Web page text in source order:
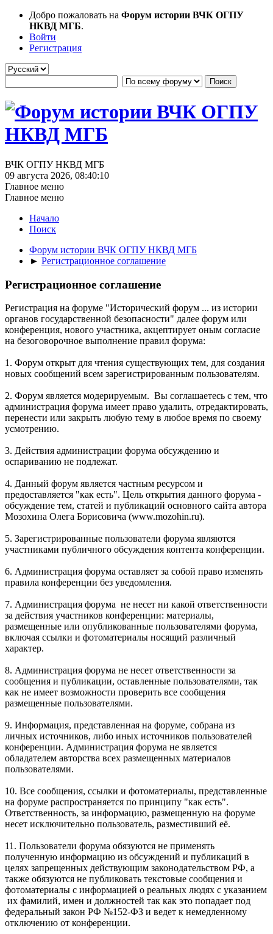
Добро пожаловать на Форум истории ВЧК ОГПУ
НКВД МГБ.
Войти
Регистрация
ВЧК ОГПУ НКВД МГБ
09 августа 2026, 08:40:10
Главное меню
Главное меню
Начало
Поиск
Форум истории ВЧК ОГПУ НКВД МГБ
► Регистрационное соглашение
Регистрационное соглашение
Регистрация на форуме "Исторический форум ... из истории
органов государственной безопасности" далее форум или
конференция, нового участника, акцептирует оным согласие
на безоговорочное выполнение правил форума:
1. Форум открыт для чтения существующих тем, для создания
новых сообщений всем зарегистрированным пользователям.
2. Форум является модерируемым. Вы соглашаетесь с тем, что
администрация форума имеет право удалить, отредактировать,
перенести или закрыть любую тему в любое время по своему
усмотрению.
3. Действия администрации форума обсуждению и
оспариванию не подлежат.
4. Данный форум является частным ресурсом и
предоставляется "как есть". Цель открытия данного форума -
обсуждение тем, статей и публикаций основного сайта автора
Мозохина Олега Борисовича (www.mozohin.ru).
5. Зарегистрированные пользователи форума являются
участниками публичного обсуждения контента конференции.
6. Администрация форума оставляет за собой право изменять
правила конференции без уведомления.
7. Администрация форума не несет ни какой ответственности
за действия участников конференции: материалы,
размещенные или опубликованные пользователями форума,
включая ссылки и фотоматериалы носящий различный
характер.
8. Администрация форума не несет ответственности за
сообщения и публикации, оставленные пользователями, так
как не имеет возможности проверить все сообщения
размещенные пользователями.
9. Информация, представленная на форуме, собрана из
личных источников, либо иных источников пользователей
конференции. Администрация форума не является
обладателем авторства всех размещенных материалов
пользователями.
10. Все сообщения, ссылки и фотоматериалы, представленные
на форуме распространяется по принципу "как есть".
Ответственность, за информацию, размещенную на форуме
несет исключительно пользователь, разместивший её.
11. Пользователи форума обязуются не применять
полученную информацию из обсуждений и публикаций в
целях запрещенных действующим законодательством РФ, а
также обязуются не публиковать текстовые сообщения и
фотоматериалы с информацией о реальных людях с указанием
их фамилий, имен и должностей так как это попадает под
федеральный закон РФ №152-ФЗ и ведет к немедленному
отключению от конференции.